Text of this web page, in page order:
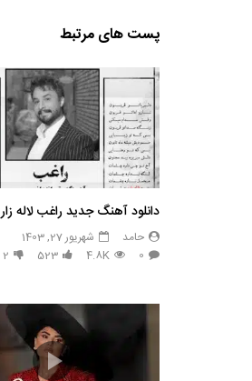
پست های مرتبط
دانلود آهنگ جدید راغب لاله زار
حامد
شهریور 27, 1403
0
4.8K
523
2